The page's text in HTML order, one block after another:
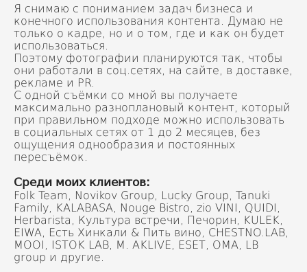
Я снимаю с пониманием задач бизнеса и
конечного использования контента. Думаю не
только о кадре, но и о том, где и как он будет
использоваться.
Поэтому фотографии планируются так, чтобы
они работали в соц.сетях, на сайте, в доставке,
рекламе и PR.
С одной съёмки со мной вы получаете
максимально разноплановый контент, который
при правильном подходе можно использовать
в социальных сетях от 1 до 2 месяцев, без
ощущения однообразия и постоянных
пересъёмок.
Среди моих клиентов:
Folk Team, Novikov Group, Lucky Group, Tanuki
Family, KALABASA, Nouge Bistro, zio VINI, QUIDI,
Herbarista, Культура встречи, Печорин, KULEK,
EIWA, Есть Хинкали & Пить вино, CHESTNO.LAB,
MOOI, ISTOK LAB, M. AKLIVE, ESET, OMA, LB
group и другие.